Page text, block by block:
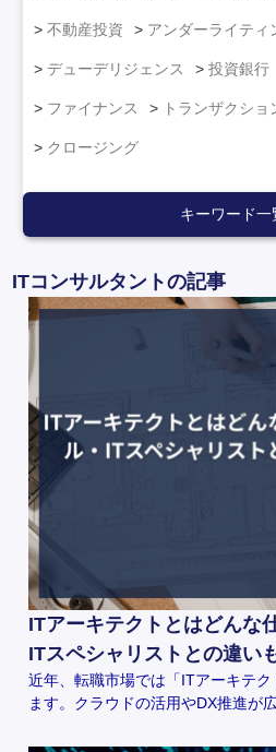
不動産投資 アンダーライティ
デューデリジェンス 投資銀行
ファイナンス トランザクショ
クロージング
キーワード一
ITコンサルタントの記事
ITアーキテクトとはどんな
ITスペシャリストとの違い
近年、転職市場では「ITアーキテ
ます。クラウドの活用やDX推進が